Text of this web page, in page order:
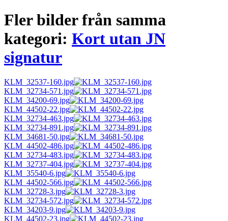
Fler bilder från samma
kategori: Kort utan JN
signatur
KLM_32537-160.jpg
KLM_32734-571.jpg
KLM_34200-69.jpg
KLM_44502-22.jpg
KLM_32734-463.jpg
KLM_32734-891.jpg
KLM_34681-50.jpg
KLM_44502-486.jpg
KLM_32734-483.jpg
KLM_32737-404.jpg
KLM_35540-6.jpg
KLM_44502-566.jpg
KLM_32728-3.jpg
KLM_32734-572.jpg
KLM_34203-9.jpg
KLM_44502-23.jpg